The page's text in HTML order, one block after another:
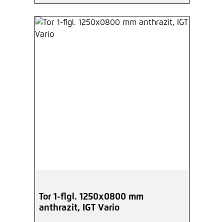
Tor 1-flgl. 1250x0800 mm
anthrazit, IGT Vario